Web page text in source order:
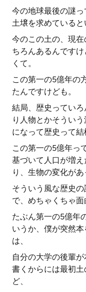
今の地球最後の謎
土壌を求めていると
今のこの土の、現
ちろんあるんです
くて。
この第一の5億年の
たんですけども。
結局、歴史ってい
り人物とかそうい
になって歴史って結
この第一の5億年っ
基づいて人口が増
り、生物の変化があ
そういう風な歴史
で、めちゃくちゃ面
たぶん第一の5億年
いうか、僕が突然
は、
自分の大学の後輩
書くからには最初
ど、